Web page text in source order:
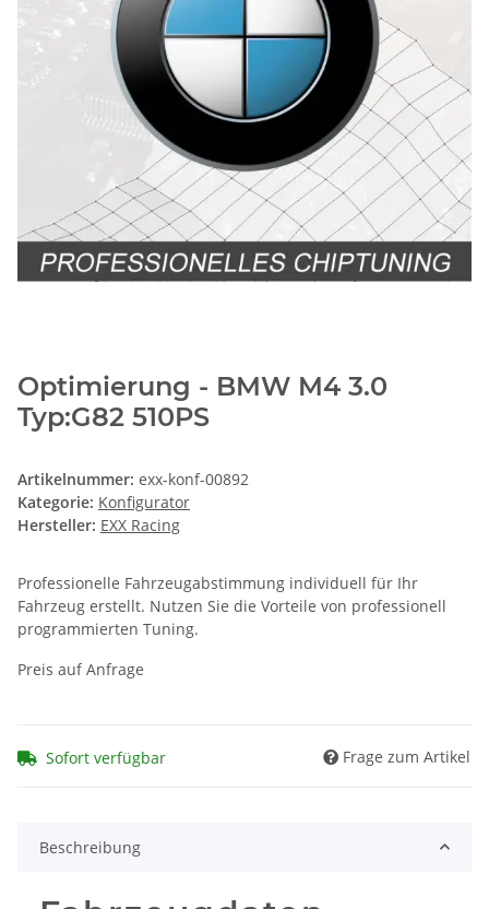
Optimierung - BMW M4 3.0
Typ:G82 510PS
Artikelnummer: exx-konf-00892
Kategorie: Konfigurator
Hersteller: EXX Racing
Professionelle Fahrzeugabstimmung individuell für Ihr
Fahrzeug erstellt. Nutzen Sie die Vorteile von professionell
programmierten Tuning.
Preis auf Anfrage
Sofort verfügbar Frage zum Artikel
Beschreibung